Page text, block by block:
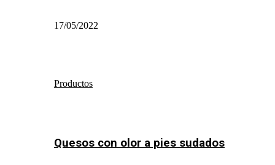
17/05/2022
Productos
Quesos con olor a pies sudados